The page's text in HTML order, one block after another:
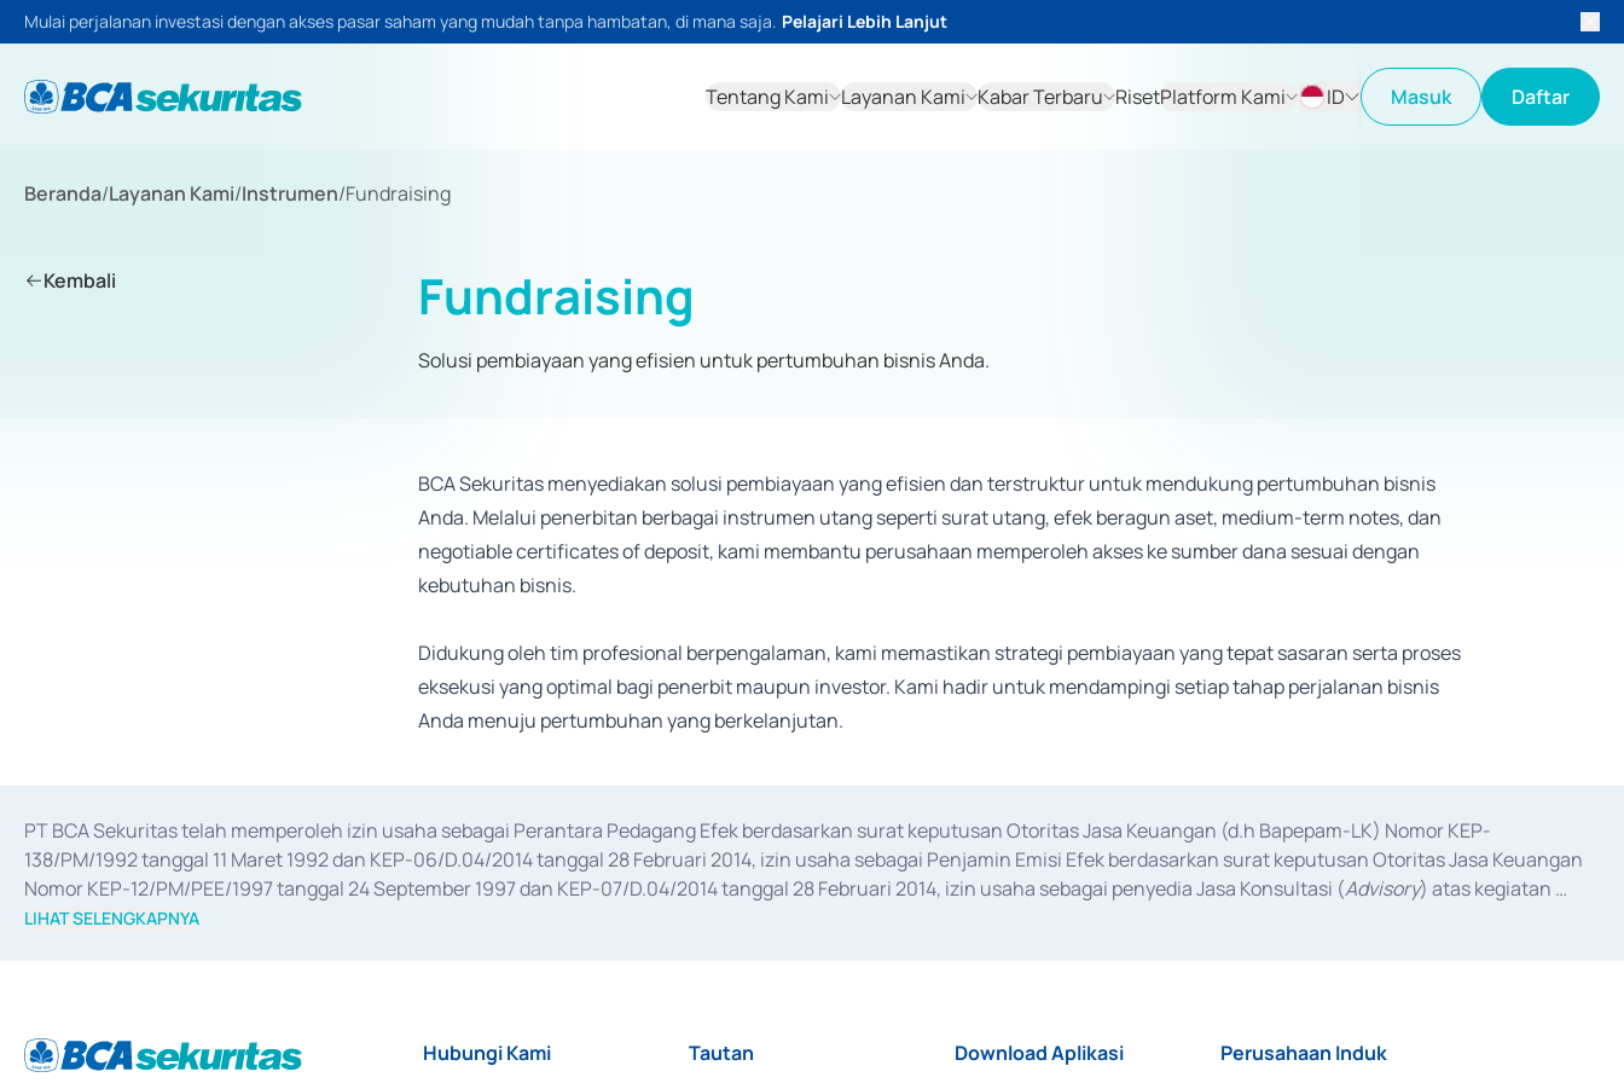
Mulai perjalanan investasi dengan akses pasar saham yang mudah tanpa hambatan, di mana saja. Pelajari Lebih Lanjut
Tentang Kami Layanan Kami Kabar Terbaru RisetPlatform Kami
ID
Masuk Daftar
Beranda/Layanan Kami/Instrumen/Fundraising
Kembali Fundraising
Solusi pembiayaan yang efisien untuk pertumbuhan bisnis Anda.
BCA Sekuritas menyediakan solusi pembiayaan yang efisien dan terstruktur untuk mendukung pertumbuhan bisnis
Anda. Melalui penerbitan berbagai instrumen utang seperti surat utang, efek beragun aset, medium-term notes, dan
negotiable certificates of deposit, kami membantu perusahaan memperoleh akses ke sumber dana sesuai dengan
kebutuhan bisnis.
Didukung oleh tim profesional berpengalaman, kami memastikan strategi pembiayaan yang tepat sasaran serta proses
eksekusi yang optimal bagi penerbit maupun investor. Kami hadir untuk mendampingi setiap tahap perjalanan bisnis
Anda menuju pertumbuhan yang berkelanjutan.
PT BCA Sekuritas telah memperoleh izin usaha sebagai Perantara Pedagang Efek berdasarkan surat keputusan Otoritas Jasa Keuangan (d.h Bapepam-LK) Nomor KEP-
138/PM/1992 tanggal 11 Maret 1992 dan KEP-06/D.04/2014 tanggal 28 Februari 2014, izin usaha sebagai Penjamin Emisi Efek berdasarkan surat keputusan Otoritas Jasa Keuangan
Nomor KEP-12/PM/PEE/1997 tanggal 24 September 1997 dan KEP-07/D.04/2014 tanggal 28 Februari 2014, izin usaha sebagai penyedia Jasa Konsultasi (Advisory) atas kegiatan
merger, akuisisi, divestasi, dan
LIHAT SELENGKAPNYA
Hubungi Kami Tautan Download Aplikasi Perusahaan Induk